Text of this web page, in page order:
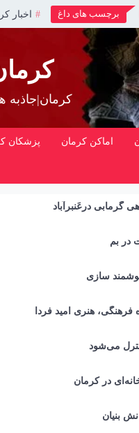
برچسب های داغ اخبار
کرمان|جاذبه
اماکن کرمان پزشکان
گرمابی درعَنبرآباد
در بم
سازی
هنری امید فردا
می‌شود
در کرمان
بنیان